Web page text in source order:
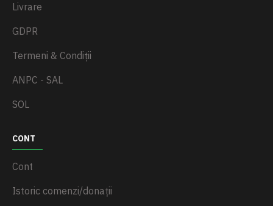
Livrare
GDPR
Termeni & Condiții
ANPC - SAL
SOL
CONT
Cont
Istoric comenzi/donații